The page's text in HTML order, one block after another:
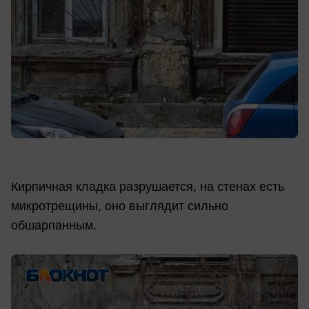
Кирпичная кладка разрушается, на стенах есть
микротрещины, оно выглядит сильно
обшарпанным.